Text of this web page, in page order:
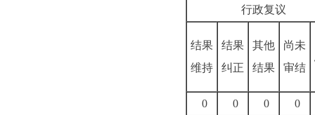
行政复议
结果
维持
结果
纠正
其他
结果
尚未
审结
0 0 0 0